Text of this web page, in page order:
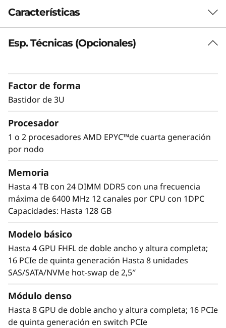
R
a
k
S
e
v
e
Características
Plataforma con elevada densidad de GPU
aceleradores, crece la demanda de GPU. El
ThinkSystem SR675 V3 ofrece un rendimiento
sectores, como la distribución minorista, la
fabricación, los servicios financieros y la
sanidad, lo que mejora la extracción de
mediante el aprendizaje automático y el
aprendizaje profundo.
Esp. Técnicas (Opcionales)
Factor de forma
Bastidor de 3U
Procesador
1 o 2 procesadores AMD EPYC™de cuarta generación
por nodo
Memoria
Hasta 4 TB con 24 DIMM DDR5 con una frecuencia
máxima de 6400 MHz 12 canales por CPU con 1DPC
Capacidades: Hasta 128 GB
Modelo básico
Hasta 4 GPU FHFL de doble ancho y altura completa;
16 PCIe de quinta generación Hasta 8 unidades
SAS/SATA/NVMe hot-swap de 2,5″
Módulo denso
Hasta 8 GPU de doble ancho y altura completa; 16 PCIe
de quinta generación en switch PCIe